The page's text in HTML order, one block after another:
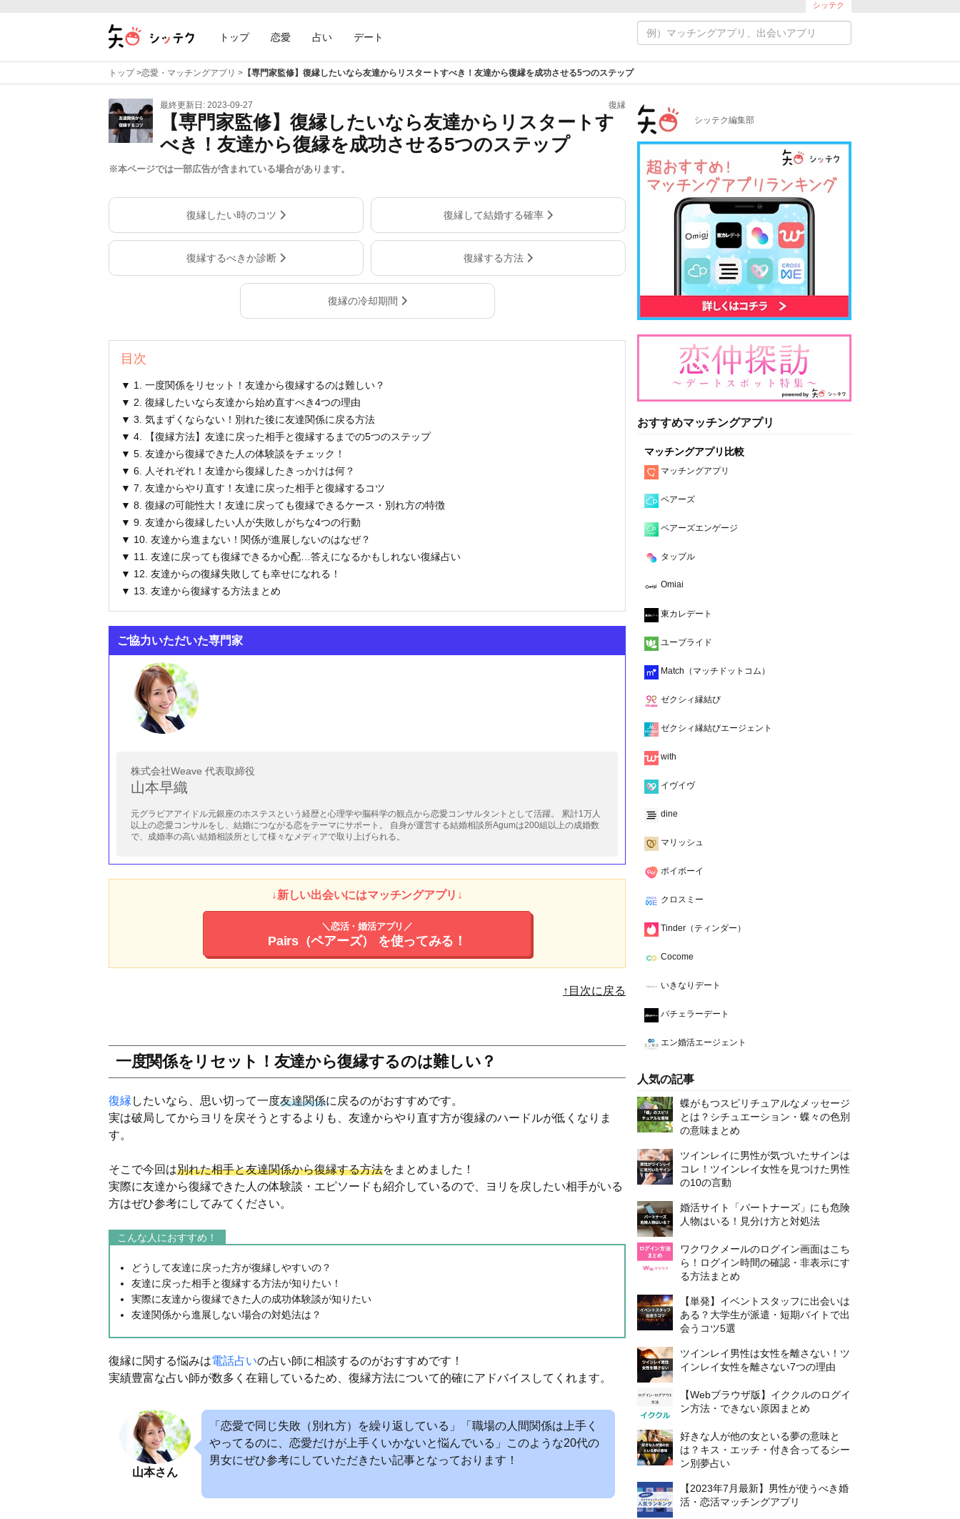
シッテク
トップ 恋愛 占い デート
トップ>恋愛・マッチングアプリ > 【専門家監修】復縁したいなら友達からリスタートすべき！友達から復縁を成功させる5つのステップ
最終更新日: 2023-09-27 復縁
【専門家監修】復縁したいなら友達からリスタートす
べき！友達から復縁を成功させる5つのステップ
※本ページでは一部広告が含まれている場合があります。
復縁したい時のコツ 復縁して結婚する確率
復縁するべきか診断 復縁する方法
復縁の冷却期間
目次
▼ 1. 一度関係をリセット！友達から復縁するのは難しい？
▼ 2. 復縁したいなら友達から始め直すべき4つの理由
▼ 3. 気まずくならない！別れた後に友達関係に戻る方法
▼ 4. 【復縁方法】友達に戻った相手と復縁するまでの5つのステップ
▼ 5. 友達から復縁できた人の体験談をチェック！
▼ 6. 人それぞれ！友達から復縁したきっかけは何？
▼ 7. 友達からやり直す！友達に戻った相手と復縁するコツ
▼ 8. 復縁の可能性大！友達に戻っても復縁できるケース・別れ方の特徴
▼ 9. 友達から復縁したい人が失敗しがちな4つの行動
▼ 10. 友達から進まない！関係が進展しないのはなぜ？
▼ 11. 友達に戻っても復縁できるか心配…答えになるかもしれない復縁占い
▼ 12. 友達からの復縁失敗しても幸せになれる！
▼ 13. 友達から復縁する方法まとめ
ご協力いただいた専門家
株式会社Weave 代表取締役
山本早織
元グラビアアイドル元銀座のホステスという経歴と心理学や脳科学の観点から恋愛コンサルタントとして活躍。 累計1万人
以上の恋愛コンサルをし、結婚につながる恋をテーマにサポート。 自身が運営する結婚相談所Agumは200組以上の成婚数
で、成婚率の高い結婚相談所として様々なメディアで取り上げられる。
↓新しい出会いにはマッチングアプリ↓
＼恋活・婚活アプリ／
Pairs（ペアーズ） を使ってみる！
↑目次に戻る
一度関係をリセット！友達から復縁するのは難しい？
復縁 したいなら、思い切って一度友達関係に戻るのがおすすめです。
実は破局してからヨリを戻そうとするよりも、友達からやり直す方が復縁のハードルが低くなりま
す。
そこで今回は別れた相手と友達関係から復縁する方法をまとめました！
実際に友達から復縁できた人の体験談・エピソードも紹介しているので、ヨリを戻したい相手がいる
方はぜひ参考にしてみてください。
こんな人におすすめ！
どうして友達に戻った方が復縁しやすいの？
友達に戻った相手と復縁する方法が知りたい！
実際に友達から復縁できた人の成功体験談が知りたい
友達関係から進展しない場合の対処法は？
復縁に関する悩みは電話占いの占い師に相談するのがおすすめです！
実績豊富な占い師が数多く在籍しているため、復縁方法について的確にアドバイスしてくれます。
山本さん
「恋愛で同じ失敗（別れ方）を繰り返している」「職場の人間関係は上手く
やってるのに、恋愛だけが上手くいかないと悩んでいる」このような20代の
男女にぜひ参考にしていただきたい記事となっております！
シッテク編集部
おすすめマッチングアプリ
マッチングアプリ比較
マッチングアプリ
ペアーズ
ペアーズエンゲージ
タップル
Omiai
東カレデート
ユーブライド
Match（マッチドットコム）
ゼクシィ縁結び
ゼクシィ縁結びエージェント
with
イヴイヴ
dine
マリッシュ
ポイボーイ
クロスミー
Tinder（ティンダー）
Cocome
いきなりデート
バチェラーデート
エン婚活エージェント
人気の記事
蝶がもつスピリチュアルなメッセージ
とは？シチュエーション・蝶々の色別
の意味まとめ
ツインレイに男性が気づいたサインは
コレ！ツインレイ女性を見つけた男性
の10の言動
婚活サイト「パートナーズ」にも危険
人物はいる！見分け方と対処法
ワクワクメールのログイン画面はこち
ら！ログイン時間の確認・非表示にす
る方法まとめ
【単発】イベントスタッフに出会いは
ある？大学生が派遣・短期バイトで出
会うコツ5選
ツインレイ男性は女性を離さない！ツ
インレイ女性を離さない7つの理由
【Webブラウザ版】イククルのログイ
ン方法・できない原因まとめ
好きな人が他の女といる夢の意味と
は？キス・エッチ・付き合ってるシー
ン別夢占い
【2023年7月最新】男性が使うべき婚
活・恋活マッチングアプリ